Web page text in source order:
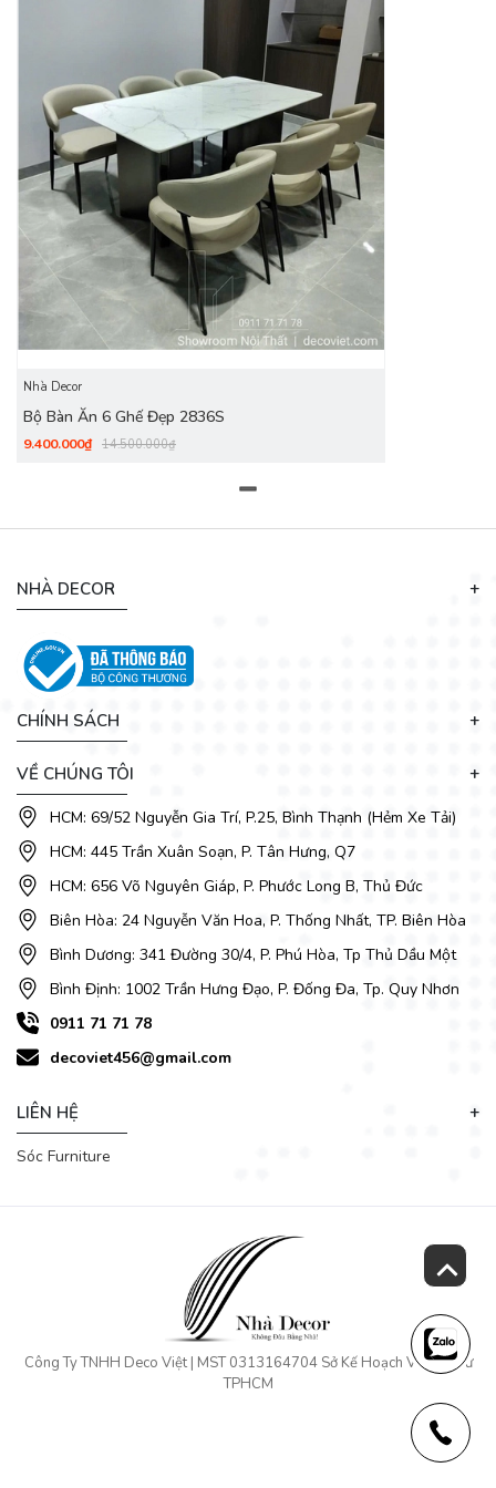
Điểm nổi bật của mẫu bàn ăn mặt đá 6 ghế này chính là mặt
đá marble trắng vân mây tự nhiên, mang lại cảm giác tươi
sáng và rộng rãi cho căn phòng. Bề mặt đá bóng mịn, chống
thấm hiệu quả, giúp người dùng dễ dàng lau chùi sau mỗi
bữa ăn. Tông màu sáng tinh tế cũng cực kỳ dễ phối cùng
Chân bàn ăn cao cấp sử dụng kết cấu inox mạ hiện đại dạng
2 trụ lớn, mang đến độ vững chắc và khả năng chịu lực vượt
trội. Bề mặt chân được sơn tĩnh điện chống gỉ, duy trì vẻ đẹp
bàn ăn sang trọng hơn và tạo sự rộng rãi, thoải mái khi ngồi
dùng bữa.
Nhà Decor
Bộ Bàn Ăn 6 Ghế Đẹp 2836S
9.400.000₫ 14.500.000₫
NHÀ DECOR
CHÍNH SÁCH
VỀ CHÚNG TÔI
HCM: 69/52 Nguyễn Gia Trí, P.25, Bình Thạnh (Hẻm Xe Tải)
HCM: 445 Trần Xuân Soạn, P. Tân Hưng, Q7
HCM: 656 Võ Nguyên Giáp, P. Phước Long B, Thủ Đức
Biên Hòa: 24 Nguyễn Văn Hoa, P. Thống Nhất, TP. Biên Hòa
Bình Dương: 341 Đường 30/4, P. Phú Hòa, Tp Thủ Dầu Một
Bình Định: 1002 Trần Hưng Đạo, P. Đống Đa, Tp. Quy Nhơn
0911 71 71 78
decoviet456@gmail.com
LIÊN HỆ
Sóc Furniture
Công Ty TNHH Deco Việt | MST 0313164704 Sở Kế Hoạch Và Đầu Tư
TPHCM